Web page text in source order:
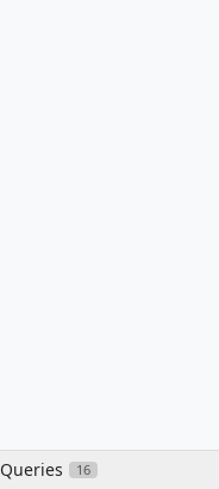
Queries 16